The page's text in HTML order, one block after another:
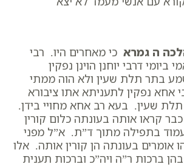
ה גמרא כי מאחרים היו. רבי
ביומי דרבי יוחנן הוינן נפקין
בתר תלת שעין ולא הוה ממתי
אחא נפקין לתעניתא אתו ציבורא
שעין. בעא רב אחא מחויי בידן.
כבר קראו אותה בעונתה כלום קורין
בתפילה מתוך ד”ת. א”ל מפני
אומרים בעונתה הן קורין אותה. אלו
ברכות ר”ה ויה”כ וברכות תענית